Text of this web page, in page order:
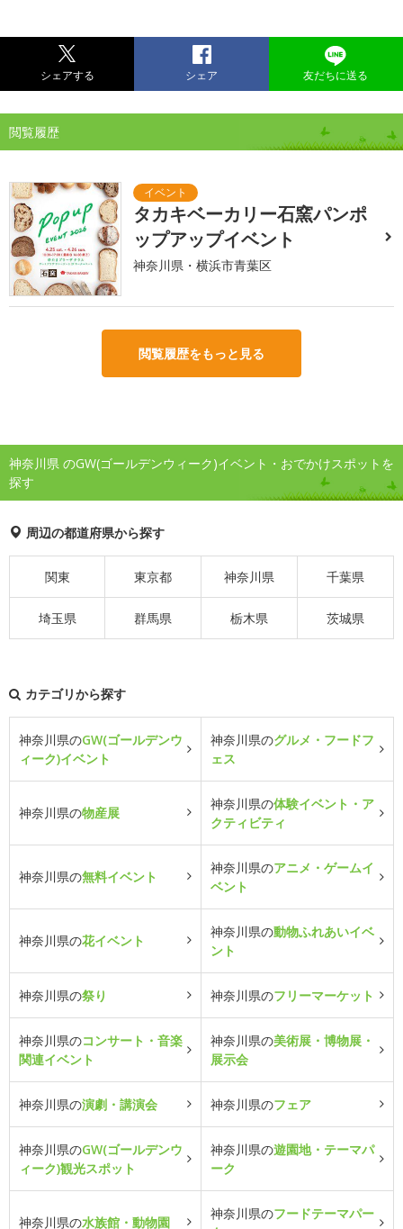
シェアする シェア 友だちに送る
閲覧履歴
タカキベーカリー石窯パンポ
ップアップイベント
神奈川県・横浜市青葉区
閲覧履歴をもっと見る
神奈川県 のGW(ゴールデンウィーク)イベント・おでかけスポットを
探す
周辺の都道府県から探す
関東 東京都 神奈川県 千葉県
埼玉県 群馬県 栃木県 茨城県
カテゴリから探す
神奈川県のGW(ゴールデンウ
ィーク)イベント
神奈川県のグルメ・フードフ
ェス
神奈川県の物産展
神奈川県の体験イベント・ア
クティビティ
神奈川県の無料イベント
神奈川県のアニメ・ゲームイ
ベント
神奈川県の花イベント
神奈川県の動物ふれあいイベ
ント
神奈川県の祭り 神奈川県のフリーマーケット
神奈川県のコンサート・音楽
関連イベント
神奈川県の美術展・博物展・
展示会
神奈川県の演劇・講演会 神奈川県のフェア
神奈川県のGW(ゴールデンウ
ィーク)観光スポット
神奈川県の遊園地・テーマパ
ーク
神奈川県の水族館・動物園
神奈川県のフードテーマパー